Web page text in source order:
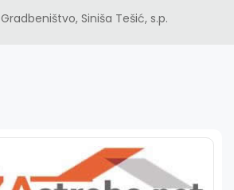
Gradbeništvo, Siniša Tešić, s.p.